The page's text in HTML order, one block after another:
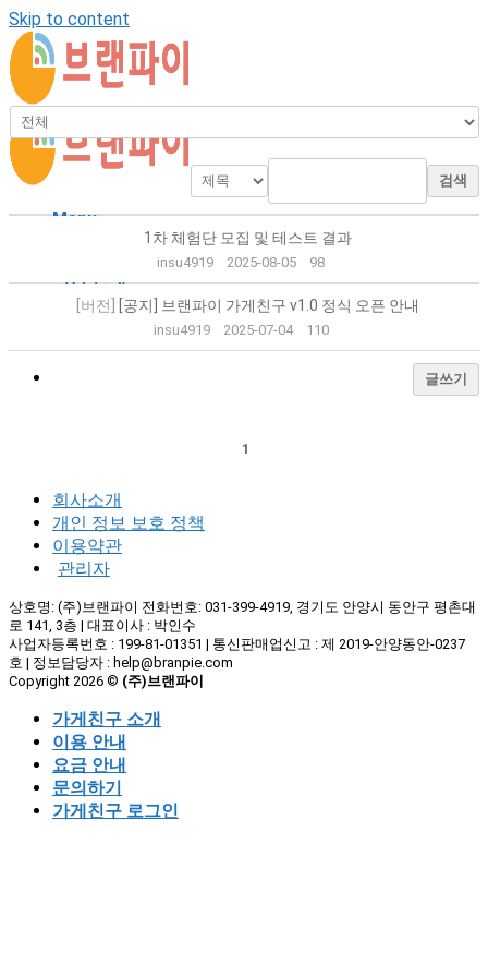
Skip to content
Menu
가게친구 소개
이용 안내
요금 안내
문의하기
가게친구 로그인
검색
1차 체험단 모집 및 테스트 결과
insu4919 2025-08-05 98
[버전] [공지] 브랜파이 가게친구 v1.0 정식 오픈 안내
insu4919 2025-07-04 110
글쓰기
1
회사소개
개인 정보 보호 정책
이용약관
관리자
상호명: (주)브랜파이 전화번호: 031-399-4919, 경기도 안양시 동안구 평촌대
로 141, 3층 | 대표이사 : 박인수
사업자등록번호 : 199-81-01351 | 통신판매업신고 : 제 2019-안양동안-0237
호 | 정보담당자 : help@branpie.com
Copyright 2026 © (주)브랜파이
가게친구 소개
이용 안내
요금 안내
문의하기
가게친구 로그인